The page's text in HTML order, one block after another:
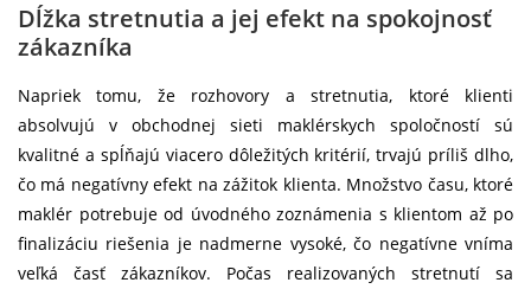
Dĺžka stretnutia a jej efekt na spokojnosť
zákazníka
Napriek tomu, že rozhovory a stretnutia, ktoré klienti
absolvujú v obchodnej sieti maklérskych spoločností sú
kvalitné a spĺňajú viacero dôležitých kritérií, trvajú príliš dlho,
čo má negatívny efekt na zážitok klienta. Množstvo času, ktoré
maklér potrebuje od úvodného zoznámenia s klientom až po
finalizáciu riešenia je nadmerne vysoké, čo negatívne vníma
veľká časť zákazníkov. Počas realizovaných stretnutí sa